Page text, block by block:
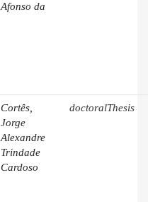
Afonso da
Cortês,
Jorge
Alexandre
Trindade
Cardoso
doctoralThesis